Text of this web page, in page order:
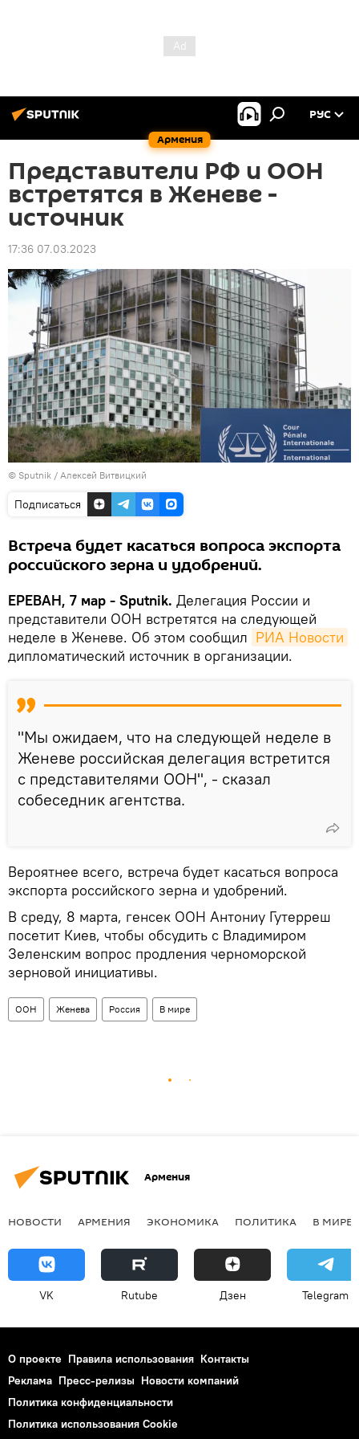
Армения
РУС
Представители РФ и ООН
встретятся в Женеве -
источник
17:36 07.03.2023
© Sputnik / Алексей Витвицкий
Подписаться
Встреча будет касаться вопроса экспорта
российского зерна и удобрений.
ЕРЕВАН, 7 мар - Sputnik. Делегация России и
представители ООН встретятся на следующей
неделе в Женеве. Об этом сообщил РИА Новости
дипломатический источник в организации.
"Мы ожидаем, что на следующей неделе в
Женеве российская делегация встретится
с представителями ООН", - сказал
собеседник агентства.
Вероятнее всего, встреча будет касаться вопроса
экспорта российского зерна и удобрений.
В среду, 8 марта, генсек ООН Антониу Гутерреш
посетит Киев, чтобы обсудить с Владимиром
Зеленским вопрос продления черноморской
зерновой инициативы.
ООН Женева Россия В мире
Армения
НОВОСТИ АРМЕНИЯ ЭКОНОМИКА ПОЛИТИКА В МИРЕ
VK Rutube Дзен Telegram
О проекте Правила использования Контакты
Реклама Пресс-релизы Новости компаний
Политика конфиденциальности
Политика использования Cookie